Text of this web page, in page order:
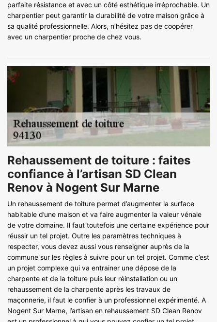
parfaite résistance et avec un côté esthétique irréprochable. Un
charpentier peut garantir la durabilité de votre maison grâce à
sa qualité professionnelle. Alors, n’hésitez pas de coopérer
avec un charpentier proche de chez vous.
Rehaussement de toiture : faites
confiance à l’artisan SD Clean
Renov à Nogent Sur Marne
Un rehaussement de toiture permet d’augmenter la surface
habitable d’une maison et va faire augmenter la valeur vénale
de votre domaine. Il faut toutefois une certaine expérience pour
réussir un tel projet. Outre les paramètres techniques à
respecter, vous devez aussi vous renseigner auprès de la
commune sur les règles à suivre pour un tel projet. Comme c’est
un projet complexe qui va entrainer une dépose de la
charpente et de la toiture puis leur réinstallation ou un
rehaussement de la charpente après les travaux de
maçonnerie, il faut le confier à un professionnel expérimenté. A
Nogent Sur Marne, l’artisan en rehaussement SD Clean Renov